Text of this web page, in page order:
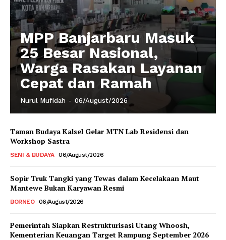
MPP Banjarbaru Masuk
25 Besar Nasional,
Warga Rasakan Layanan
Cepat dan Ramah
Nurul Mufidah - 06/August/2026
Taman Budaya Kalsel Gelar MTN Lab Residensi dan
Workshop Sastra
SENI & BUDAYA 06/August/2026
Sopir Truk Tangki yang Tewas dalam Kecelakaan Maut
Mantewe Bukan Karyawan Resmi
BORNEO 06/August/2026
Pemerintah Siapkan Restrukturisasi Utang Whoosh,
Kementerian Keuangan Target Rampung September 2026